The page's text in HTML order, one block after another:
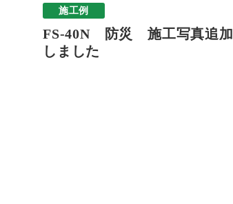
施工例
FS-40N 防災 施工写真追加
しました